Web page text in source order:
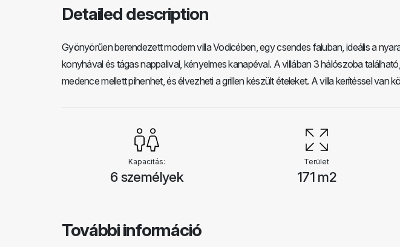
Detailed description
Gyönyörűen berendezett modern villa Vodicében, egy csendes faluban, ideális a
konyhával és tágas nappalival, kényelmes kanapéval. A villában 3 hálószoba
medence mellett pihenhet, és élvezheti a grillen készült ételeket. A villa kerítéssel van
Kapacitás:
6 személyek
Terület
171 m2
További információ